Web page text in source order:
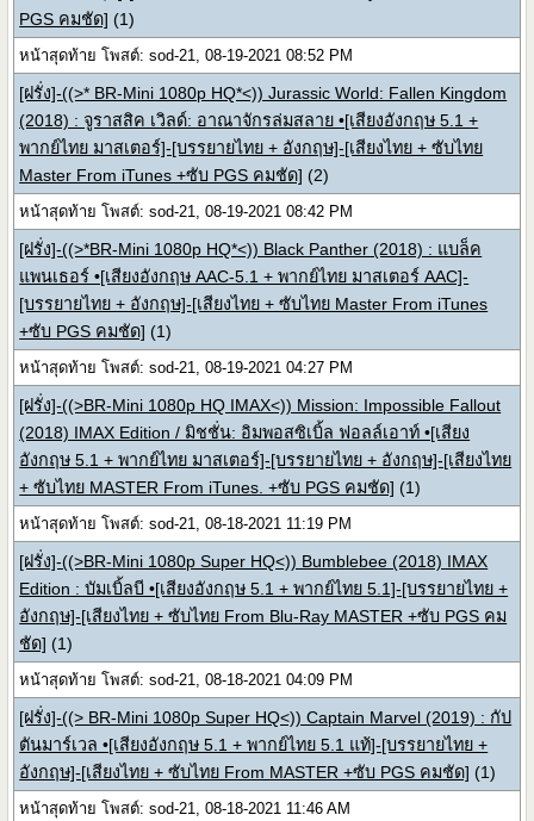
PGS คมชัด] (1)
หน้าสุดท้าย โพสต์: sod-21, 08-19-2021 08:52 PM
[ฝรั่ง]-((>* BR-Mini 1080p HQ*<)) Jurassic World: Fallen Kingdom
(2018) : จูราสสิค เวิลด์: อาณาจักรล่มสลาย •[เสียงอังกฤษ 5.1 +
พากย์ไทย มาสเตอร์]-[บรรยายไทย + อังกฤษ]-[เสียงไทย + ซับไทย
Master From iTunes +ซับ PGS คมชัด] (2)
หน้าสุดท้าย โพสต์: sod-21, 08-19-2021 08:42 PM
[ฝรั่ง]-((>*BR-Mini 1080p HQ*<)) Black Panther (2018) : แบล็ค
แพนเธอร์ •[เสียงอังกฤษ AAC-5.1 + พากย์ไทย มาสเตอร์ AAC]-
[บรรยายไทย + อังกฤษ]-[เสียงไทย + ซับไทย Master From iTunes
+ซับ PGS คมชัด] (1)
หน้าสุดท้าย โพสต์: sod-21, 08-19-2021 04:27 PM
[ฝรั่ง]-((>BR-Mini 1080p HQ IMAX<)) Mission: Impossible Fallout
(2018) IMAX Edition / มิชชั่น: อิมพอสซิเบิ้ล ฟอลล์เอาท์ •[เสียง
อังกฤษ 5.1 + พากย์ไทย มาสเตอร์]-[บรรยายไทย + อังกฤษ]-[เสียงไทย
+ ซับไทย MASTER From iTunes. +ซับ PGS คมชัด] (1)
หน้าสุดท้าย โพสต์: sod-21, 08-18-2021 11:19 PM
[ฝรั่ง]-((>BR-Mini 1080p Super HQ<)) Bumblebee (2018) IMAX
Edition : บัมเบิ้ลบี •[เสียงอังกฤษ 5.1 + พากย์ไทย 5.1]-[บรรยายไทย +
อังกฤษ]-[เสียงไทย + ซับไทย From Blu-Ray MASTER +ซับ PGS คม
ชัด] (1)
หน้าสุดท้าย โพสต์: sod-21, 08-18-2021 04:09 PM
[ฝรั่ง]-((> BR-Mini 1080p Super HQ<)) Captain Marvel (2019) : กัป
ตันมาร์เวล •[เสียงอังกฤษ 5.1 + พากย์ไทย 5.1 แท้]-[บรรยายไทย +
อังกฤษ]-[เสียงไทย + ซับไทย From MASTER +ซับ PGS คมชัด] (1)
หน้าสุดท้าย โพสต์: sod-21, 08-18-2021 11:46 AM